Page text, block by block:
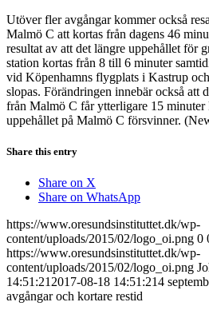
Utöver fler avgångar kommer också
Malmö C att kortas från dagens 46
resultat av att det längre uppehållet för
station kortas från 8 till 6 minuter
vid Köpenhamns flygplats i Kastrup
slopas. Förändringen innebär också att
från Malmö C får ytterligare 15 minuter
uppehållet på Malmö C försvinner.
Share this entry
Share on X
Share on WhatsApp
https://www.oresundsinstituttet.dk/wp-
content/uploads/2015/02/logo_oi.png 0
https://www.oresundsinstituttet.dk/wp-
content/uploads/2015/02/logo_oi.png
14:51:21 2017-08-18 14:51:214
avgångar och kortare restid